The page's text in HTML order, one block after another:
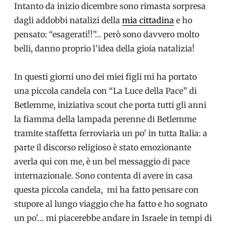
Intanto da inizio dicembre sono rimasta sorpresa
dagli addobbi natalizi della mia cittadina e ho
pensato: “esagerati!!”… però sono davvero molto
belli, danno proprio l’idea della gioia natalizia!
In questi giorni uno dei miei figli mi ha portato
una piccola candela con “La Luce della Pace” di
Betlemme, iniziativa scout che porta tutti gli anni
la fiamma della lampada perenne di Betlemme
tramite staffetta ferroviaria un po’ in tutta Italia: a
parte il discorso religioso è stato emozionante
averla qui con me, è un bel messaggio di pace
internazionale. Sono contenta di avere in casa
questa piccola candela, mi ha fatto pensare con
stupore al lungo viaggio che ha fatto e ho sognato
un po’… mi piacerebbe andare in Israele in tempi di